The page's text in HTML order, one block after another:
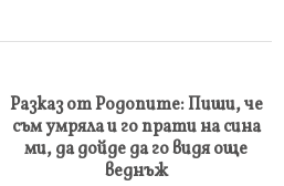
Разказ от Родопите: Пиши, че
съм умряла и го прати на сина
ми, да дойде да го видя още
веднъж